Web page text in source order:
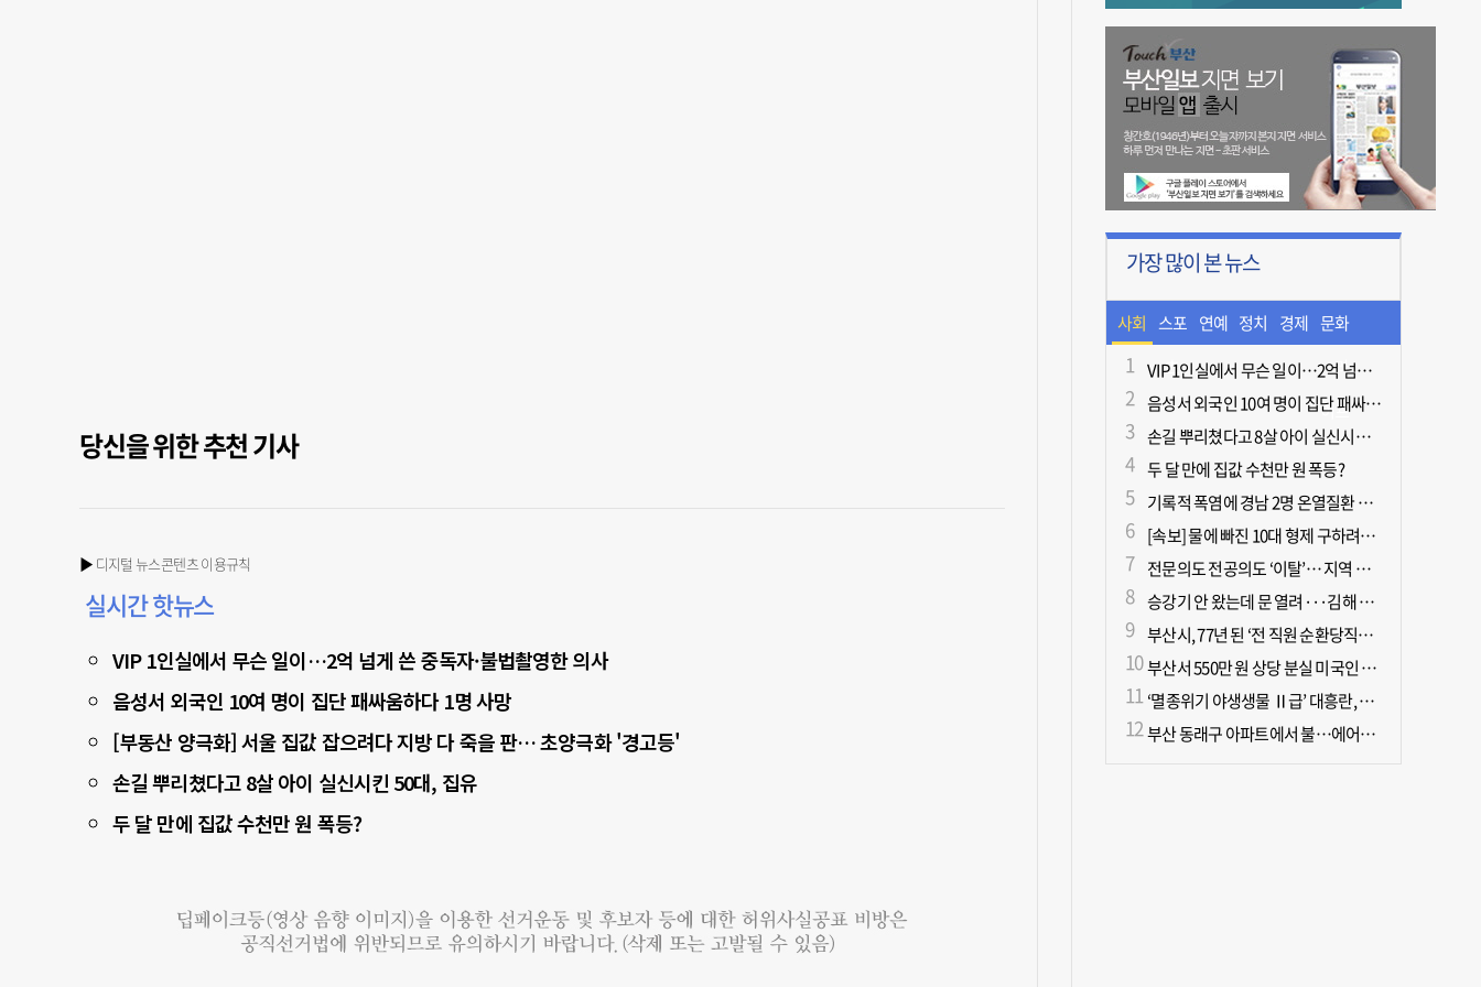
당신을 위한 추천 기사
▶ 디지털 뉴스콘텐츠 이용규칙
실시간 핫뉴스
VIP 1인실에서 무슨 일이…2억 넘게 쓴 중독자·불법촬영한 의사
음성서 외국인 10여 명이 집단 패싸움하다 1명 사망
[부동산 양극화] 서울 집값 잡으려다 지방 다 죽을 판… 초양극화 '경고등'
손길 뿌리쳤다고 8살 아이 실신시킨 50대, 집유
두 달 만에 집값 수천만 원 폭등?
가장 많이 본 뉴스
사회 스포
츠
연예 정치 경제 문화
ㆍ라
이프
VIP 1인실에서 무슨 일이…2억 넘게 쓴 중독자·불법촬영한 의사
음성서 외국인 10여 명이 집단 패싸움하다 1명 사망
손길 뿌리쳤다고 8살 아이 실신시킨 50대, 집유
두 달 만에 집값 수천만 원 폭등?
기록적 폭염에 경남 2명 온열질환 사망
[속보] 물에 빠진 10대 형제 구하려던 50대 군인 2명 심정지 상태로 이송
전문의도 전공의도 ‘이탈’… 지역 필수의료 무너진다
승강기 안 왔는데 문 열려···김해 병원서 60대 직원 추락사
부산시, 77년 된 ‘전 직원 순환당직제’ 폐지
부산서 550만 원 상당 분실 미국인 관광객, 경찰 도움으로 되찾아
‘멸종위기 야생생물 Ⅱ급’ 대흥란, 지리산 새 서식지 확인
부산 동래구 아파트에서 불…에어컨에서 발화 추정